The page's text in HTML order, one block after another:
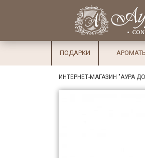
Избранное
×
СалоныДоставка
Оплата
Подарки
Ароматы
для дома
ПОДАРКИ
ИНТЕРНЕТ-МАГАЗИН "АУРА